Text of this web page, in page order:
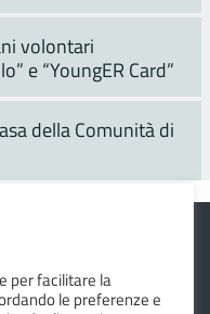
volontari
e “YoungER Card”
della Comunità di
SUL
per facilitare la
le preferenze e